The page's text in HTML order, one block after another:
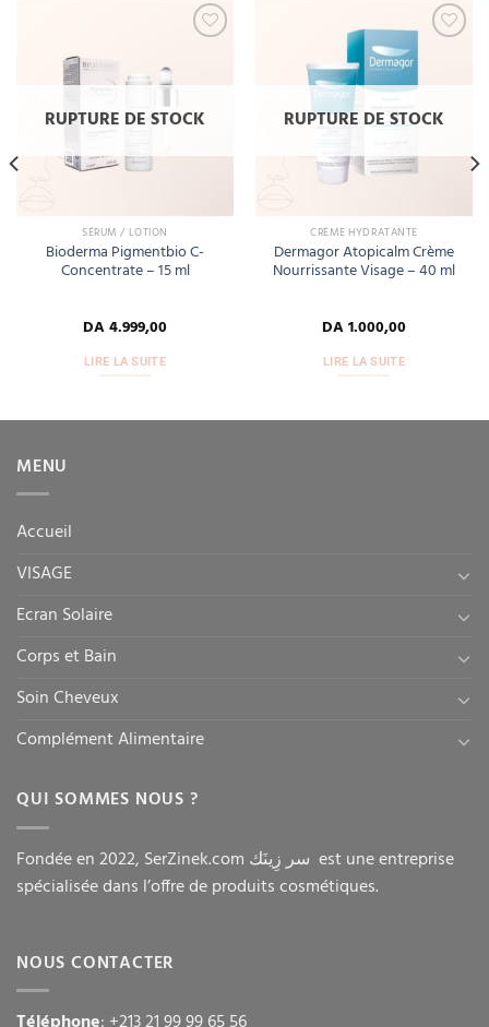
RUPTURE DE STOCK
SÉRUM / LOTION
Bioderma Pigmentbio C-
Concentrate – 15 ml
DA4.999,00
LIRE LA SUITE
RUPTURE DE STOCK
CRÈME HYDRATANTE
Dermagor Atopicalm Crème
Nourrissante Visage – 40 ml
DA1.000,00
LIRE LA SUITE
MENU
Accueil
VISAGE
Ecran Solaire
Corps et Bain
Soin Cheveux
Complément Alimentaire
QUI SOMMES NOUS ?
Fondée en 2022, SerZinek.com سر زِينَك est une entreprise
spécialisée dans l’offre de produits cosmétiques.
NOUS CONTACTER